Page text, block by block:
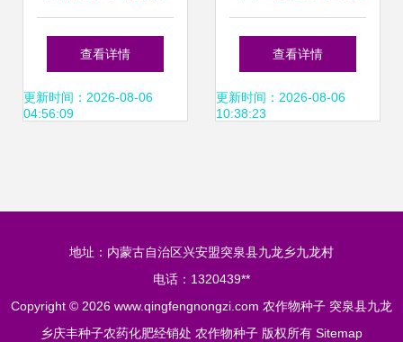
植指南 从选种到丰
收的实战模板
查看详情
更新时间：2026-08-06
04:56:09
贸易 精选农作物种
子与种苗产品列表
查看详情
更新时间：2026-08-06
10:38:23
地址：内蒙古自治区兴安盟突泉县九龙乡九龙村
电话：1320439**
Copyright © 2026 www.qingfengnongzi.com 农作物种子 突泉县九龙
乡庆丰种子农药化肥经销处 农作物种子 版权所有 Sitemap